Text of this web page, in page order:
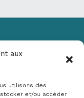
aux
utilisons des
et/ou accéder